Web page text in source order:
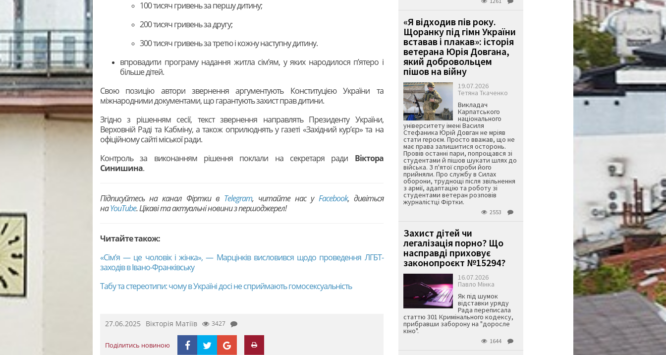
100 тисяч гривень за першу дитину;
200 тисяч гривень за другу;
300 тисяч гривень за третю і кожну наступну дитину.
впровадити програму надання житла сім’ям, у яких народилося п’ятеро і
більше дітей.
Свою позицію автори звернення аргументують Конституцією України та
міжнародними документами, що гарантують захист прав дитини.
Згідно з рішенням сесії, текст звернення направлять Президенту України,
Верховній Раді та Кабміну, а також оприлюднять у газеті «Західний кур’єр» та на
офіційному сайті міської ради.
Контроль за виконанням рішення поклали на секретаря ради Віктора
Синишина.
Підписуйтесь на канал Фіртки в Telegram, читайте нас у Facebook, дивіться
наYouTubе. Цікаві та актуальні новини з першоджерел!
Читайте також:
«Сім’я — це чоловік і жінка», — Марцінків висловився щодо проведення ЛГБТ-
заходів в Івано-Франківську
Табу та стереотипи: чому в Україні досі не сприймають гомосексуальність
27.06.2025 Вікторія Матіїв 3427
Поділитись новиною
«Я відходив пів року.
Щоранку під гімн України
вставав і плакав»: історія
ветерана Юрія Довгана,
який добровольцем
пішов на війну
19.07.2026
Тетяна Ткаченко
Викладач
Карпатського
національного
університету імені Василя
Стефаника Юрій Довган не мріяв
стати героєм. Просто вважав, що не
має права залишитися осторонь.
Провів останні пари, попрощався зі
студентами й пішов шукати шлях до
війська. З п'ятої спроби його
прийняли. Про службу в Силах
оборони, труднощі після звільнення
з армії, адаптацію та роботу зі
студентами ветеран розповів
журналістці Фіртки.
2553
Захист дітей чи
легалізація порно? Що
насправді приховує
законопроєкт №15294?
16.07.2026
Павло Мінка
Як під шумок
відставки уряду
Рада переписала
статтю 301 Кримінального кодексу,
прибравши заборону на "доросле
кіно".
1644